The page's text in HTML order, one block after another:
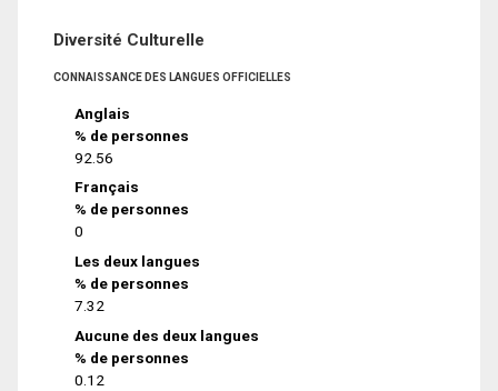
Diversité Culturelle
CONNAISSANCE DES LANGUES OFFICIELLES
Anglais
% de personnes
92.56
Français
% de personnes
0
Les deux langues
% de personnes
7.32
Aucune des deux langues
% de personnes
0.12